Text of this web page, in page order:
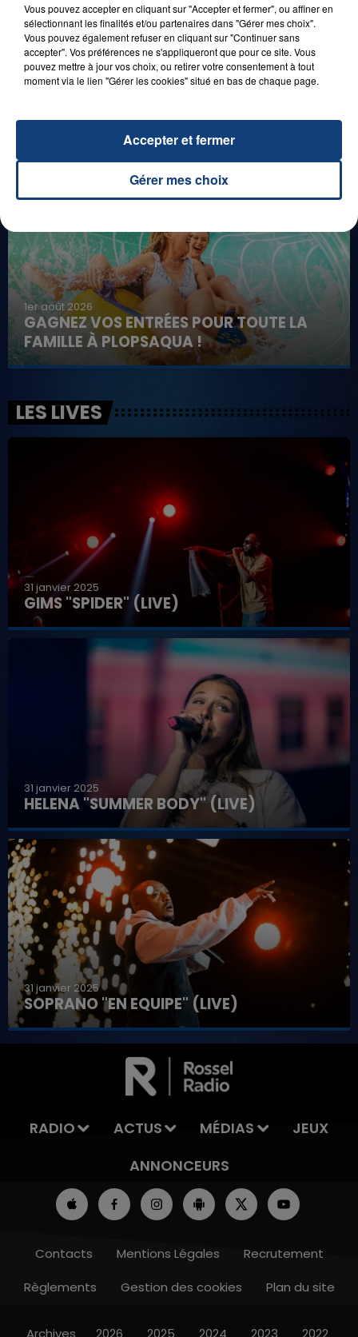
GAGNEZ VOS ENTRÉES EN FAMILLE À
1er août 2026
GAGNEZ VOS ENTRÉES POUR TOUTE LA
FAMILLE À PLOPSAQUA !
LES LIVES
31 janvier 2025
GIMS "SPIDER" (LIVE)
31 janvier 2025
HELENA "SUMMER BODY" (LIVE)
31 janvier 2025
SOPRANO "EN EQUIPE" (LIVE)
RADIO ACTUS MÉDIAS
JEUX
ANNONCEURS
Contacts Mentions Légales
Recrutement
Règlements
Gestion des cookies Plan du site
Vous pouvez accepter en cliquant sur "Accepter et fermer", ou affiner en
sélectionnant les finalités et/ou partenaires dans "Gérer mes choix".
Vous pouvez également refuser en cliquant sur "Continuer sans
accepter". Vos préférences ne s'appliqueront que pour ce site. Vous
pouvez mettre à jour vos choix, ou retirer votre consentement à tout
moment via le lien "Gérer les cookies" situé en bas de chaque page.
Gérer mes choix
Accepter et fermer